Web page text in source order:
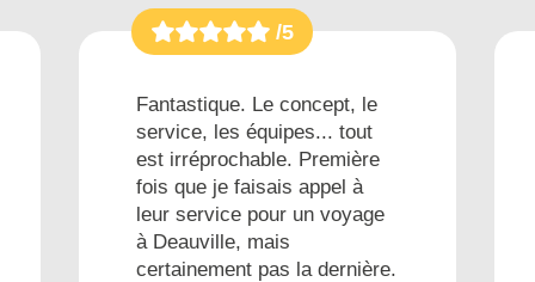
/5
Fantastique. Le concept, le
service, les équipes... tout
est irréprochable. Première
fois que je faisais appel à
leur service pour un voyage
à Deauville, mais
certainement pas la dernière.